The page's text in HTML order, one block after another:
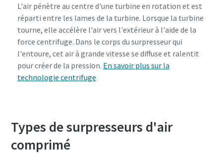
Tout ce que vous devez savoir sur votre
processus de transport pneumatique
En savoir plus
L'air pénètre au centre d'une turbine en rotation et est
réparti entre les lames de la turbine. Lorsque la turbine
tourne, elle accélère l'air vers l'extérieur à l'aide de la
force centrifuge. Dans le corps du surpresseur qui
l'entoure, cet air à grande vitesse se diffuse et ralentit
pour créer de la pression. En savoir plus sur la
technologie centrifuge
Types de surpresseurs d'air
comprimé